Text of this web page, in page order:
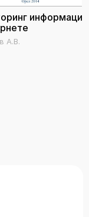
информации
А.В.